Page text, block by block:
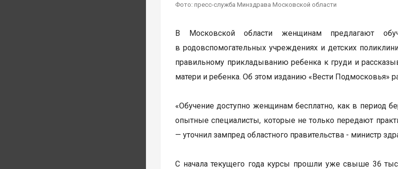
Фото: пресс-служба Минздрава Московской области
В Московской области женщинам предлагают
в родовспомогательных учреждениях и детских
правильному прикладыванию ребенка к груди и
матери и ребенка. Об этом изданию «Вести Подмосковья»
«Обучение доступно женщинам бесплатно, как в период
опытные специалисты, которые не только передают
— уточнил зампред областного правительства - министр
С начала текущего года курсы прошли уже свыше 36